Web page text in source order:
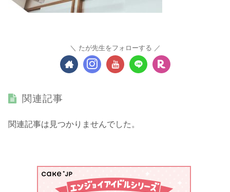
たが先生をフォローする
関連記事
関連記事は見つかりませんでした。